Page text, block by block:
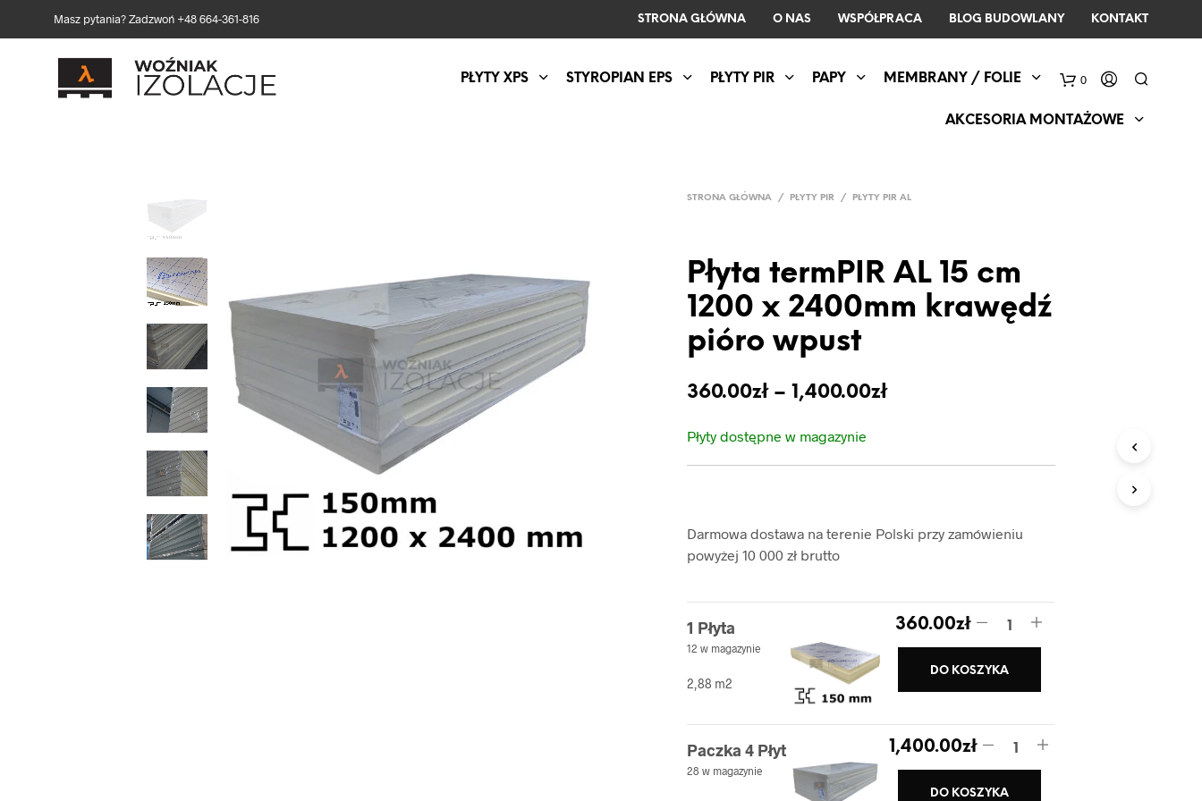
Masz pytania? Zadzwoń +48 664-361-816 STRONA GŁÓWNA O NAS WSPÓŁPRACA BLOG BUDOWLANY KONTAKT
0
PŁYTY XPS STYROPIAN EPS PŁYTY PIR PAPY MEMBRANY / FOLIE
AKCESORIA MONTAŻOWE
STRONA GŁÓWNA / PŁYTY PIR / PŁYTY PIR AL
Płyta termPIR AL 15 cm
1200 x 2400mm krawędź
pióro wpust
360.00zł – 1,400.00złZakres
1,400.00zł
Płyty dostępne w magazynie
Darmowa dostawa na terenie Polski przy zamówieniu
powyżej 10 000 zł brutto
1 Płyta
12 w magazynie
2,88 m2
360.00zł
DO KOSZYKA
Paczka 4 Płyt
28 w magazynie
1,400.00zł
DO KOSZYKA